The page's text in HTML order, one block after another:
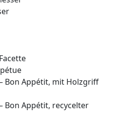
Bon Appétit, mit Holzgriff
Bon Appétit, recycelter